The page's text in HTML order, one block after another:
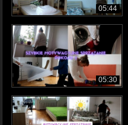
05:44
05:30